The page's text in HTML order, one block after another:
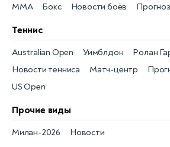
Новости боёв
MMA Бокс
Теннис
Новости тенниса
Australian Open
Матч-центр
Уимблдон
Ролан
US Open
Прочие виды
Новости
Милан-2026